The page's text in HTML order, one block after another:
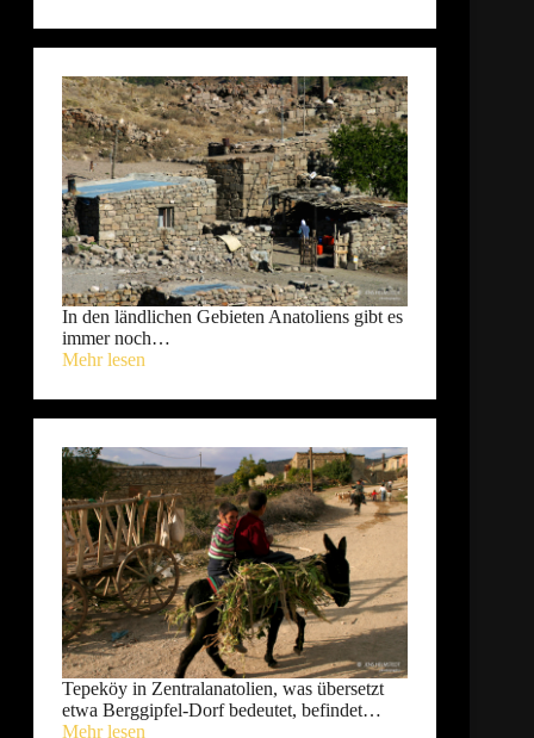
In den ländlichen Gebieten Anatoliens gibt es
immer noch…
Mehr lesen
Tepeköy in Zentralanatolien, was übersetzt
etwa Berggipfel-Dorf bedeutet, befindet…
Mehr lesen